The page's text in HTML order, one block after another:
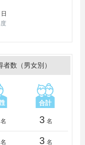
日
数（男女別）
名 3 名
名 3 名